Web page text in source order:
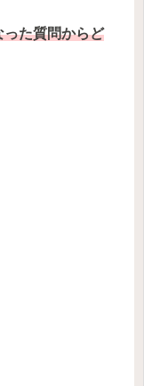
た質問からど